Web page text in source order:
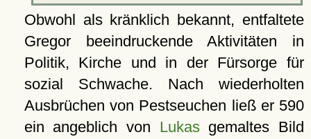
Obwohl als kränklich bekannt, entfaltete
Gregor beeindruckende Aktivitäten in
Politik, Kirche und in der Fürsorge für
sozial Schwache. Nach wiederholten
Ausbrüchen von Pestseuchen ließ er 590
ein angeblich von Lukasgemaltes Bild